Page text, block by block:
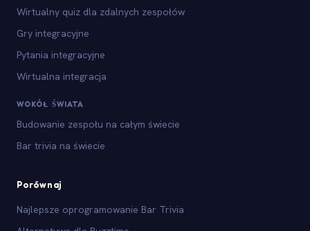
Wirtualny quiz dla zdalnych zespołów
Gry integracyjne
Pytania integracyjne
Wirtualna integracja
WOKÓŁ ŚWIATA
Budowanie zespołu na całym świecie
Bar trivia na świecie
Porównaj
Najlepsze oprogramowanie Bar Trivia